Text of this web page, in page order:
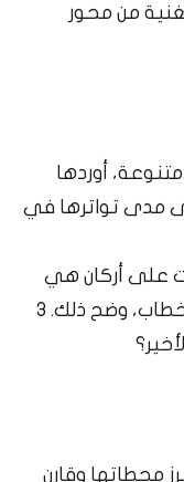
من محور
أوردها
مدى تواترها في
على أركان هي
المخاطب والمخاطب ومضمون الخطاب، وضح ذلك. 3
محطاتها وقارن